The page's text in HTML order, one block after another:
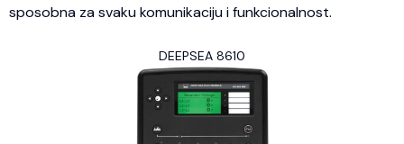
sposobna za svaku komunikaciju i funkcionalnost.
DEEPSEA 8610